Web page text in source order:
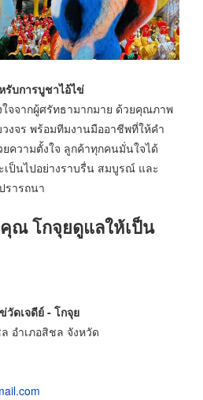
รับการบูชาไอ้ไข่
ใจจากผู้ศรัทธามากมาย ด้วยคุณภาพ
งจร พร้อมทีมงานมืออาชีพที่ให้คำ
ความตั้งใจ ลูกค้าทุกคนมั่นใจได้
เป็นไปอย่างราบรื่น สมบูรณ์ และ
รารถนา
ณ โกจุยดูแลให้เป็น
ดเจดีย์ - โกจุย
อำเภอสิชล จังหวัด